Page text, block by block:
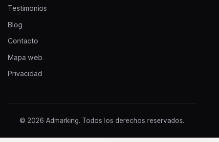
Testimonios
Blog
Contacto
Mapa web
Privacidad
© 2026 Admarking. Todos los derechos reservados.